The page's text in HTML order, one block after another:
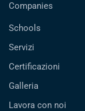
Companies
Schools
Servizi
Certificazioni
Galleria
Lavora con noi